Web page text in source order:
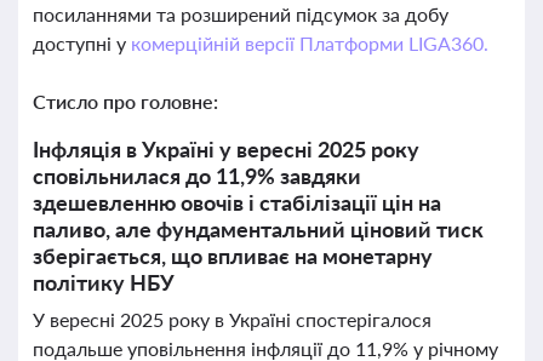
посиланнями та розширений підсумок за добу
доступні у комерційній версії Платформи LIGA360.
Стисло про головне:
Інфляція в Україні у вересні 2025 року
сповільнилася до 11,9% завдяки
здешевленню овочів і стабілізації цін на
паливо, але фундаментальний ціновий тиск
зберігається, що впливає на монетарну
політику НБУ
У вересні 2025 року в Україні спостерігалося
подальше уповільнення інфляції до 11,9% у річному